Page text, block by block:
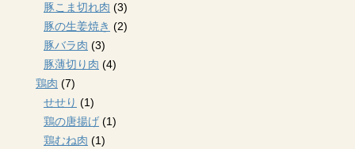
豚こま切れ肉 (3)
豚の生姜焼き (2)
豚バラ肉 (3)
豚薄切り肉 (4)
鶏肉 (7)
せせり (1)
鶏の唐揚げ (1)
鶏むね肉 (1)